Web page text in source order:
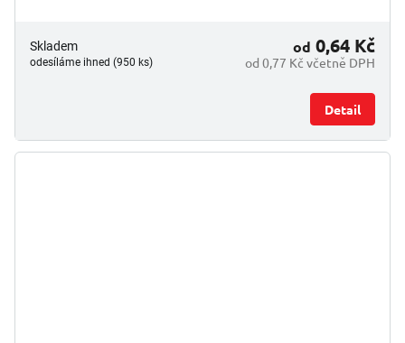
Skladem
odesíláme ihned (950 ks) od 0,77 Kč včetně DPH
od 0,64 Kč
Detail